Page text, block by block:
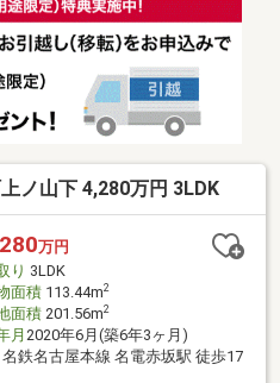
ノ山下 4,280万円 3LDK
万円
り 3LDK
面積113.44m2
面積201.56m2
月 2020年6月(築6年3ヶ月)
名鉄名古屋本線 名電赤坂駅 徒歩17